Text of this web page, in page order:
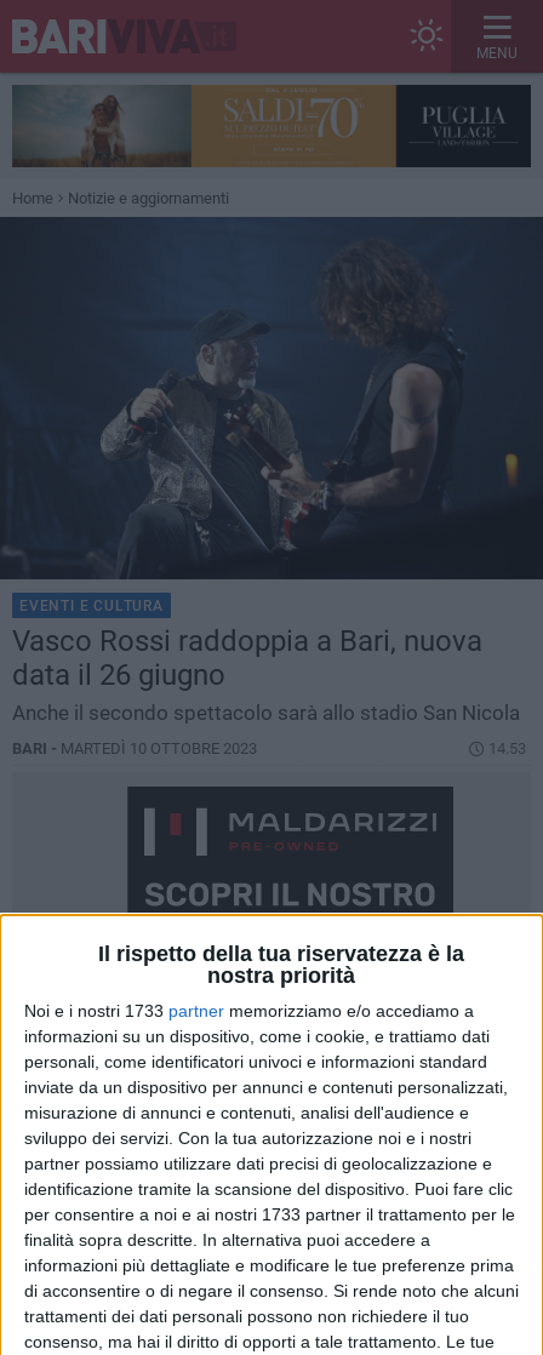
Il rispetto della tua riservatezza è la
nostra priorità
Noi e i nostri 1733 partner memorizziamo e/o accediamo a
informazioni su un dispositivo, come i cookie, e trattiamo dati
personali, come identificatori univoci e informazioni standard
inviate da un dispositivo per annunci e contenuti personalizzati,
misurazione di annunci e contenuti, analisi dell'audience e
sviluppo dei servizi. Con la tua autorizzazione noi e i nostri
partner possiamo utilizzare dati precisi di geolocalizzazione e
identificazione tramite la scansione del dispositivo. Puoi fare clic
per consentire a noi e ai nostri 1733 partner il trattamento per le
finalità sopra descritte. In alternativa puoi accedere a
informazioni più dettagliate e modificare le tue preferenze prima
di acconsentire o di negare il consenso. Si rende noto che alcuni
trattamenti dei dati personali possono non richiedere il tuo
consenso, ma hai il diritto di opporti a tale trattamento. Le tue
MENU
Home Notizie e aggiornamenti
EVENTI E CULTURA
Vasco Rossi raddoppia a Bari, nuova
data il 26 giugno
Anche il secondo spettacolo sarà allo stadio San Nicola
BARI - MARTEDÌ 10 OTTOBRE 2023 14.53
39
Vasco Rossi raddoppia a Bari. Come si legge sui canali
social del cantante a «grande, anzi enorme, richiesta si
aggiungono 15,19, e 20 giugno a Milano e il 26 giugno a
Bari».